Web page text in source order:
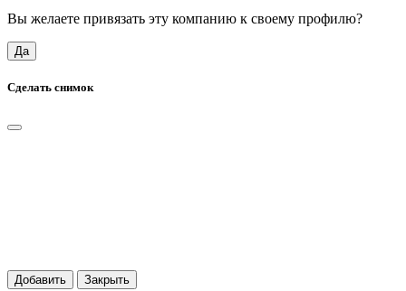
Вы желаете привязать эту компанию к своему профилю?
Да
Сделать снимок
Добавить Закрыть